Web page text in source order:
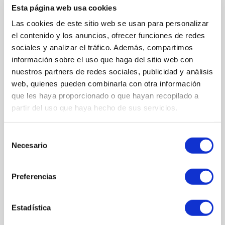
Esta página web usa cookies
Las cookies de este sitio web se usan para personalizar
el contenido y los anuncios, ofrecer funciones de redes
sociales y analizar el tráfico. Además, compartimos
información sobre el uso que haga del sitio web con
nuestros partners de redes sociales, publicidad y análisis
web, quienes pueden combinarla con otra información
que les haya proporcionado o que hayan recopilado a
partir del uso que haya hecho de sus servicios.
Necesario
Preferencias
Estadística
efectos nocivos del sol, previniendo el envejecimiento prematuro
Hidratación y nutrición:su fórmula rica en ingredientes
naturales mantiene la piel hidratada y nutrida durante todo el día.
Acción perfeccionadora:suaviza la textura de la piel, minimiza
la apariencia de líneas finas y aporta un acabado sedoso.
Luminosidad natural:realza la belleza natural de la piel,
aportando un brillo sutil y saludable.
Textura ligera y confortable: se funde fácilmente con la piel,
proporcionando una sensación de confort duradera.
Formato: 30ml
COMPOSICIÓN
Perlas, Hexapéptido-8, Lúpulo, Jojoba, Arándanos, Gingseng y